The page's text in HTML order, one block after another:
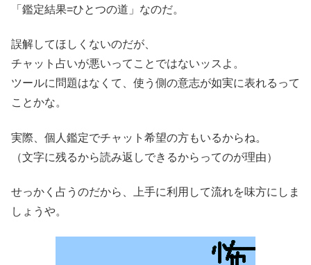
「鑑定結果=ひとつの道」なのだ。
誤解してほしくないのだが、
チャット占いが悪いってことではないッスよ。
ツールに問題はなくて、使う側の意志が如実に表れるって
ことかな。
実際、個人鑑定でチャット希望の方もいるからね。
（文字に残るから読み返しできるからってのが理由）
せっかく占うのだから、上手に利用して流れを味方にしま
しょうや。